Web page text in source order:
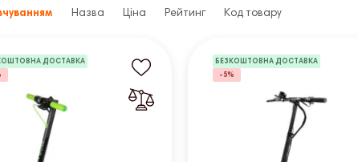
Назва Ціна Рейтинг Код товару
ДОСТАВКА
БЕЗКОШТОВНА ДОСТАВКА
-5%